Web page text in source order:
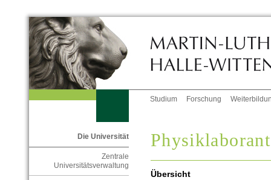
Studium Forschung
Die Universität
Zentrale
Universitätsverwaltung
Übersicht